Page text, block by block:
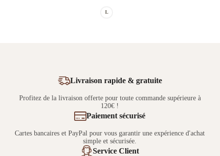
L
Livraison rapide & gratuite
Profitez de la livraison offerte pour toute commande supérieure à
120€ !
Paiement sécurisé
Cartes bancaires et PayPal pour vous garantir une expérience d'achat
simple et sécurisée.
Service Client